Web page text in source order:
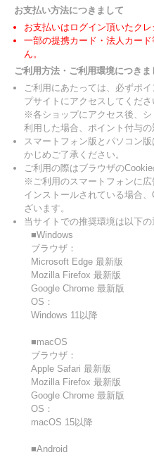
お支払い方法につきまして
お支払いはログイン頂いたク
一部の提携カード・法人カー
ん。
ご利用方法・ご利用環境につきま
ご利用にあたっては、必ずポ
プサイトにアクセスしてくださ
※各ショップにアクセス後、
利用した場合、ポイント付与の
スマートフォン版とパソコン
かじめご了承ください。
ご利用の際はブラウザの
※ご利用のスマートフォンに
インストールされている場合
ざいます。
当サイトでの推奨環境は以下の
■Windows
ブラウザ：
Microsoft Edge 最新版
Mozilla Firefox 最新版
Google Chrome 最新版
OS：
Windows 11以降
■macOS
ブラウザ：
Apple Safari 最新版
Mozilla Firefox 最新版
Google Chrome 最新版
OS：
macOS 15以降
■Android